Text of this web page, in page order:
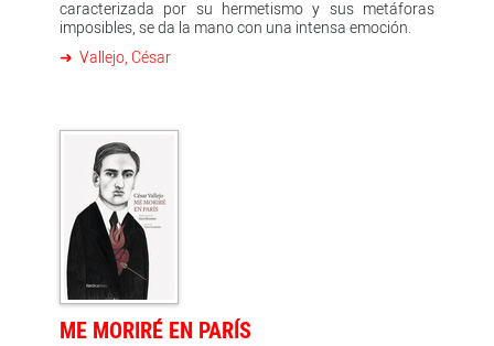
caracterizada por su hermetismo y sus metáforas
imposibles, se da la mano con una intensa emoción.
Vallejo, César
ME MORIRÉ EN PARÍS